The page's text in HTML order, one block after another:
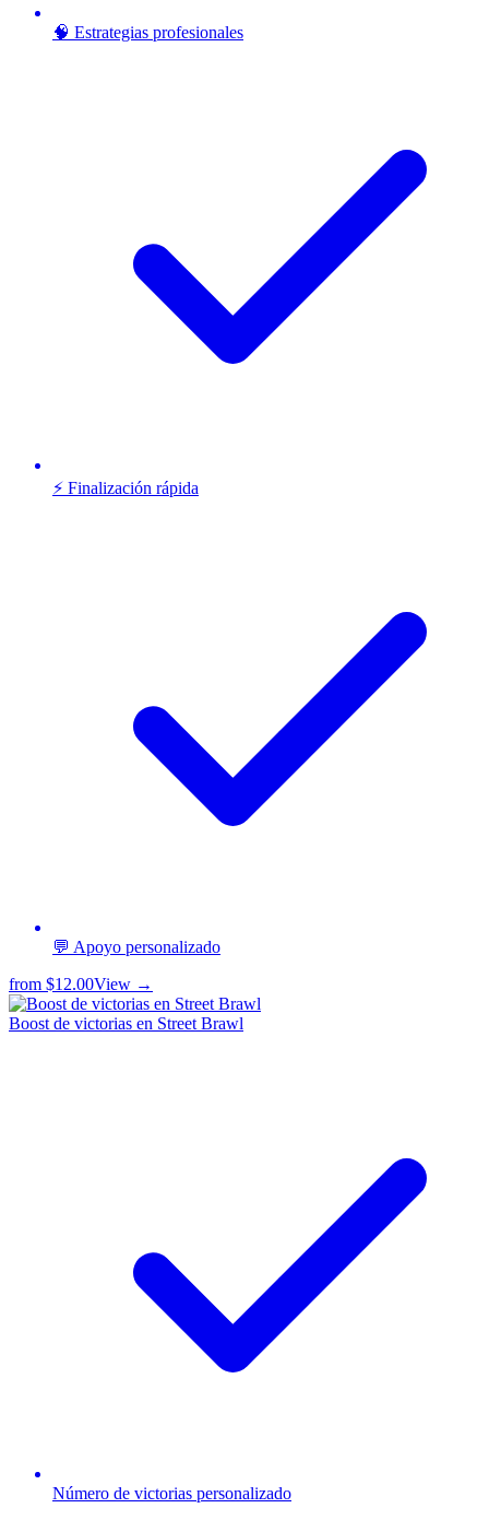
🧠 Estrategias profesionales
⚡ Finalización rápida
💬 Apoyo personalizado
from $12.00View →
Boost de victorias en Street Brawl
Número de victorias personalizado